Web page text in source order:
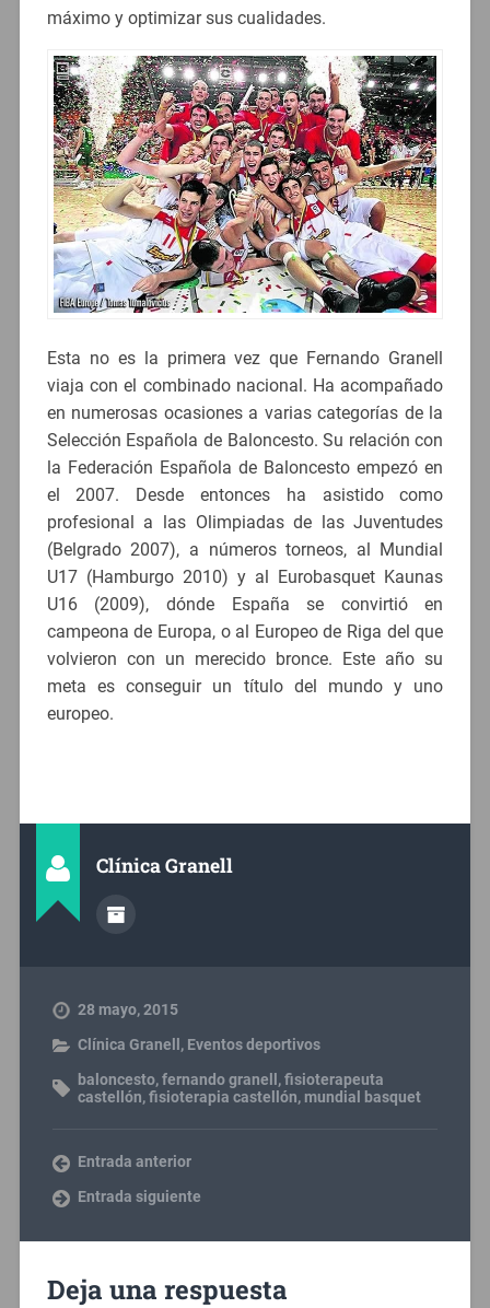
máximo y optimizar sus cualidades.
Esta no es la primera vez que Fernando Granell
viaja con el combinado nacional. Ha acompañado
en numerosas ocasiones a varias categorías de la
Selección Española de Baloncesto. Su relación con
la Federación Española de Baloncesto empezó en
el 2007. Desde entonces ha asistido como
profesional a las Olimpiadas de las Juventudes
(Belgrado 2007), a números torneos, al Mundial
U17 (Hamburgo 2010) y al Eurobasquet Kaunas
U16 (2009), dónde España se convirtió en
campeona de Europa, o al Europeo de Riga del que
volvieron con un merecido bronce. Este año su
meta es conseguir un título del mundo y uno
europeo.
Clínica Granell
28 mayo, 2015
Clínica Granell , Eventos deportivos
baloncesto,fernando granell ,fisioterapeuta
castellón,fisioterapia castellón, mundial basquet
Entrada anterior
Entrada siguiente
Deja una respuesta